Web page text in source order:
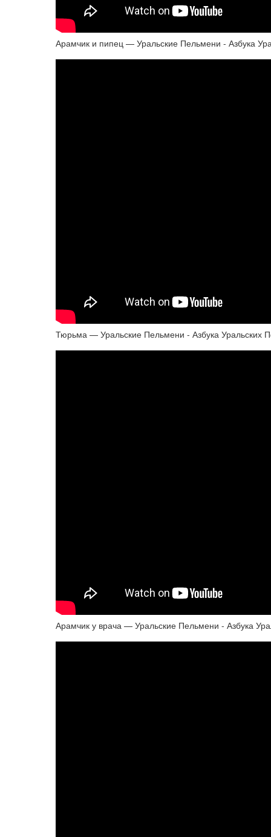
Арамчик и пипец — Уральские Пельмени - Азбука
Тюрьма — Уральские Пельмени - Азбука Уральских
Арамчик у врача — Уральские Пельмени - Азбука